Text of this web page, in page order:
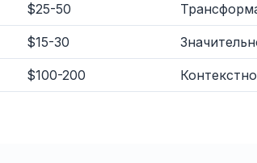
$25-50
$15-30
$100-200